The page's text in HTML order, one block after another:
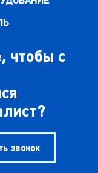
чтобы с
звонок